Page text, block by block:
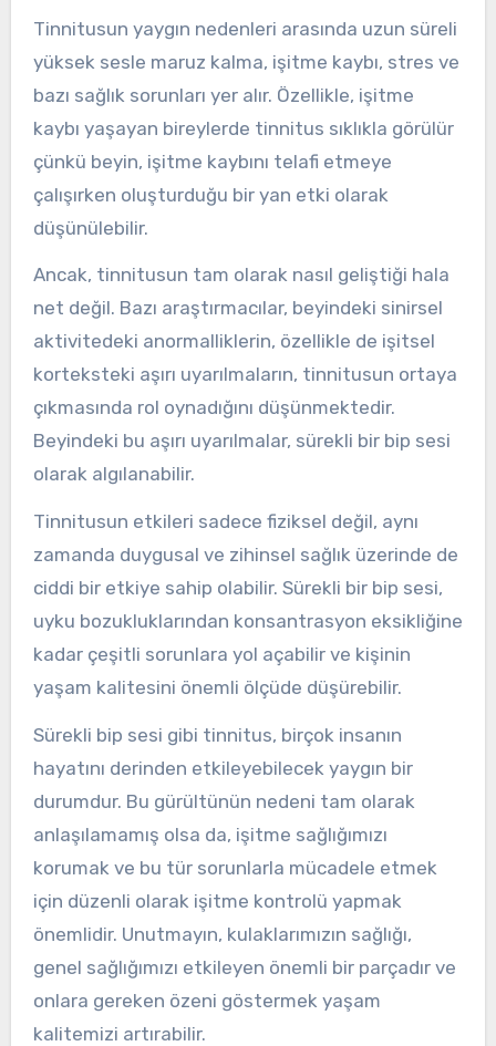
Tinnitusun yaygın nedenleri arasında uzun süreli
yüksek sesle maruz kalma, işitme kaybı, stres ve
bazı sağlık sorunları yer alır. Özellikle, işitme
kaybı yaşayan bireylerde tinnitus sıklıkla görülür
çünkü beyin, işitme kaybını telafi etmeye
çalışırken oluşturduğu bir yan etki olarak
düşünülebilir.
Ancak, tinnitusun tam olarak nasıl geliştiği hala
net değil. Bazı araştırmacılar, beyindeki sinirsel
aktivitedeki anormalliklerin, özellikle de işitsel
korteksteki aşırı uyarılmaların, tinnitusun ortaya
çıkmasında rol oynadığını düşünmektedir.
Beyindeki bu aşırı uyarılmalar, sürekli bir bip sesi
olarak algılanabilir.
Tinnitusun etkileri sadece fiziksel değil, aynı
zamanda duygusal ve zihinsel sağlık üzerinde de
ciddi bir etkiye sahip olabilir. Sürekli bir bip sesi,
uyku bozukluklarından konsantrasyon eksikliğine
kadar çeşitli sorunlara yol açabilir ve kişinin
yaşam kalitesini önemli ölçüde düşürebilir.
Sürekli bip sesi gibi tinnitus, birçok insanın
hayatını derinden etkileyebilecek yaygın bir
durumdur. Bu gürültünün nedeni tam olarak
anlaşılamamış olsa da, işitme sağlığımızı
korumak ve bu tür sorunlarla mücadele etmek
için düzenli olarak işitme kontrolü yapmak
önemlidir. Unutmayın, kulaklarımızın sağlığı,
genel sağlığımızı etkileyen önemli bir parçadır ve
onlara gereken özeni göstermek yaşam
kalitemizi artırabilir.